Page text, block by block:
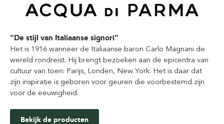
"De stijl van Italiaanse signori"
Het is 1916 wanneer de Italiaanse baron Carlo Magnani de
wereld rondreist. Hij brengt bezoeken aan de epicentra van
cultuur van toen: Parijs, Londen, New York. Het is daar dat
zijn inspiratie is geboren voor geuren die voorbestemd zijn
voor de eeuwigheid.
Bekijk de producten